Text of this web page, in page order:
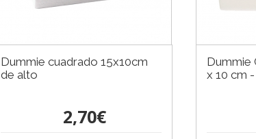
Dummie cuadrado 15x10cm
de alto
2,70€
Dummie
x 10 cm